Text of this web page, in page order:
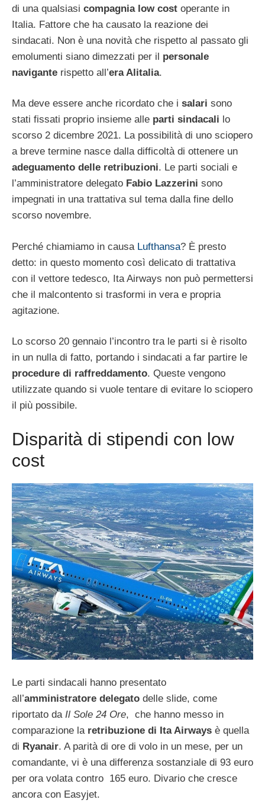
di una qualsiasi compagnia low cost operante in
Italia. Fattore che ha causato la reazione dei
sindacati. Non è una novità che rispetto al passato gli
emolumenti siano dimezzati per il personale
navigante rispetto all’era Alitalia.
Ma deve essere anche ricordato che i salari sono
stati fissati proprio insieme alle parti sindacali lo
scorso 2 dicembre 2021. La possibilità di uno sciopero
a breve termine nasce dalla difficoltà di ottenere un
adeguamento delle retribuzioni. Le parti sociali e
l’amministratore delegato Fabio Lazzerini sono
impegnati in una trattativa sul tema dalla fine dello
scorso novembre.
Perché chiamiamo in causa Lufthansa? È presto
detto: in questo momento così delicato di trattativa
con il vettore tedesco, Ita Airways non può permettersi
che il malcontento si trasformi in vera e propria
agitazione.
Lo scorso 20 gennaio l’incontro tra le parti si è risolto
in un nulla di fatto, portando i sindacati a far partire le
procedure di raffreddamento. Queste vengono
utilizzate quando si vuole tentare di evitare lo sciopero
il più possibile.
Disparità di stipendi con low
cost
Le parti sindacali hanno presentato
all’amministratore delegato delle slide, come
riportato da Il Sole 24 Ore, che hanno messo in
comparazione la retribuzione di Ita Airways è quella
di Ryanair. A parità di ore di volo in un mese, per un
comandante, vi è una differenza sostanziale di 93 euro
per ora volata contro 165 euro. Divario che cresce
ancora con Easyjet.